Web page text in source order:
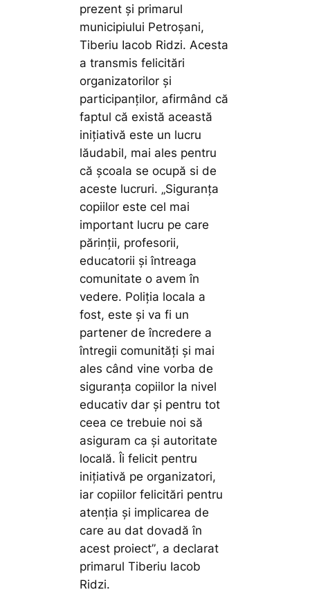
prezent și primarul
municipiului Petroșani,
Tiberiu Iacob Ridzi. Acesta
a transmis felicitări
organizatorilor și
participanților, afirmând că
faptul că există această
inițiativă este un lucru
lăudabil, mai ales pentru
că școala se ocupă si de
aceste lucruri. „Siguranța
copiilor este cel mai
important lucru pe care
părinții, profesorii,
educatorii și întreaga
comunitate o avem în
vedere. Poliția locala a
fost, este și va fi un
partener de încredere a
întregii comunități și mai
ales când vine vorba de
siguranța copiilor la nivel
educativ dar și pentru tot
ceea ce trebuie noi să
asiguram ca și autoritate
locală. Îi felicit pentru
inițiativă pe organizatori,
iar copiilor felicitări pentru
atenția și implicarea de
care au dat dovadă în
acest proiect”, a declarat
primarul Tiberiu Iacob
Ridzi.